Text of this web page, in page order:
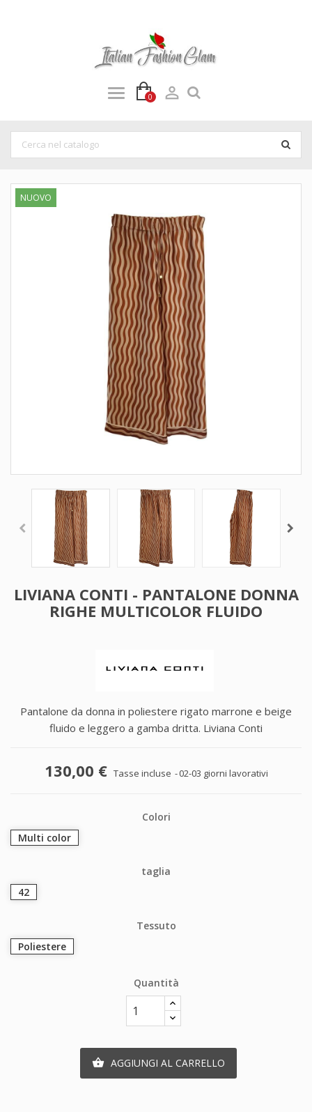
0 
NUOVO
LIVIANA CONTI - PANTALONE DONNA
RIGHE MULTICOLOR FLUIDO
Pantalone da donna in poliestere rigato marrone e beige
fluido e leggero a gamba dritta. Liviana Conti
130,00 € Tasse incluse 02-03 giorni lavorativi
Colori
Multi color
taglia
42
Tessuto
Poliestere
Quantità
 AGGIUNGI AL CARRELLO